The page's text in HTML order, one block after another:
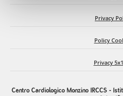
Privacy
Policy
Privacy
Centro Cardiologico Monzino IRCCS -